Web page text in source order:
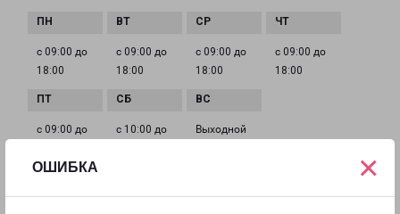
ОШИБКА ×
с 09:00 до
18:00
с 09:00 до
18:00
с 09:00 до
18:00
с 09:00 до
18:00
с 09:00 до
с 10:00 до
Выходной